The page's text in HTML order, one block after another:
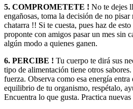
5. COMPROMETETE ! No te dejes
engañosas, toma la decisión de no pisar
chatarra !! Si te cuesta, pues haz de
proponte con amigos pasar un mes sin
algún modo a quienes ganen.
6. PERCIBE ! Tu cuerpo te dirá sus
tipo de alimentación tiene otros
fuerza. Observa como esa energía
equilibrio de tu organismo, respétalo,
Encuentra lo que gusta. Practica